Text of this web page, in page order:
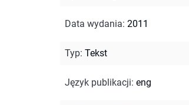
Data wydania: 2011
Typ: Tekst
Język publikacji: eng